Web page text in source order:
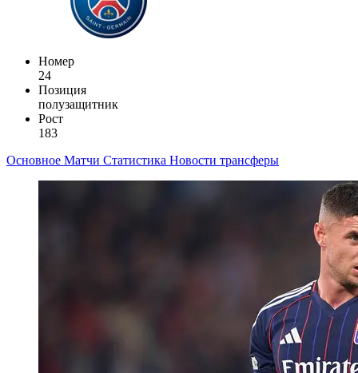
Номер
24
Позиция
полузащитник
Рост
183
Основное Матчи Статистика Новости трансферы